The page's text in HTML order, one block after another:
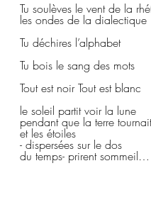
Tu soulèves le vent de la
les ondes de la dialectique
Tu déchires l’alphabet
Tu bois le sang des mots
Tout est noir Tout est blanc
le soleil partit voir la lune
pendant que la terre
et les étoiles
- dispersées sur le dos
du temps- prirent sommeil…